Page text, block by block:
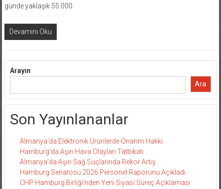
günde yaklaşık 55.000
Devamını Oku
Arayın
Ara
Son Yayınlananlar
Almanya’da Elektronik Ürünlerde Onarım Hakkı
Hamburg’da Aşırı Hava Olayları Tatbikatı
Almanya’da Aşırı Sağ Suçlarında Rekor Artış
Hamburg Senatosu 2026 Personel Raporunu Açıkladı
CHP Hamburg Birliği’nden Yeni Siyasi Süreç Açıklaması